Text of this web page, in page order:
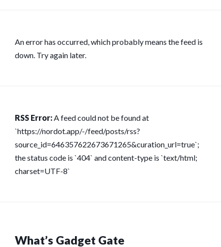
An error has occurred, which probably means the feed is
down. Try again later.
RSS Error:A feed could not be found at
`https://nordot.app/-/feed/posts/rss?
source_id=646357622673671265&curation_url=true`;
the status code is `404` and content-type is `text/html;
charset=UTF-8`
What’s Gadget Gate